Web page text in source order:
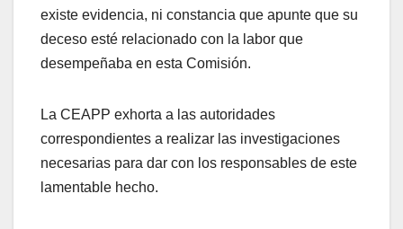
existe evidencia, ni constancia que apunte que su
deceso esté relacionado con la labor que
desempeñaba en esta Comisión.
La CEAPP exhorta a las autoridades
correspondientes a realizar las investigaciones
necesarias para dar con los responsables de este
lamentable hecho.